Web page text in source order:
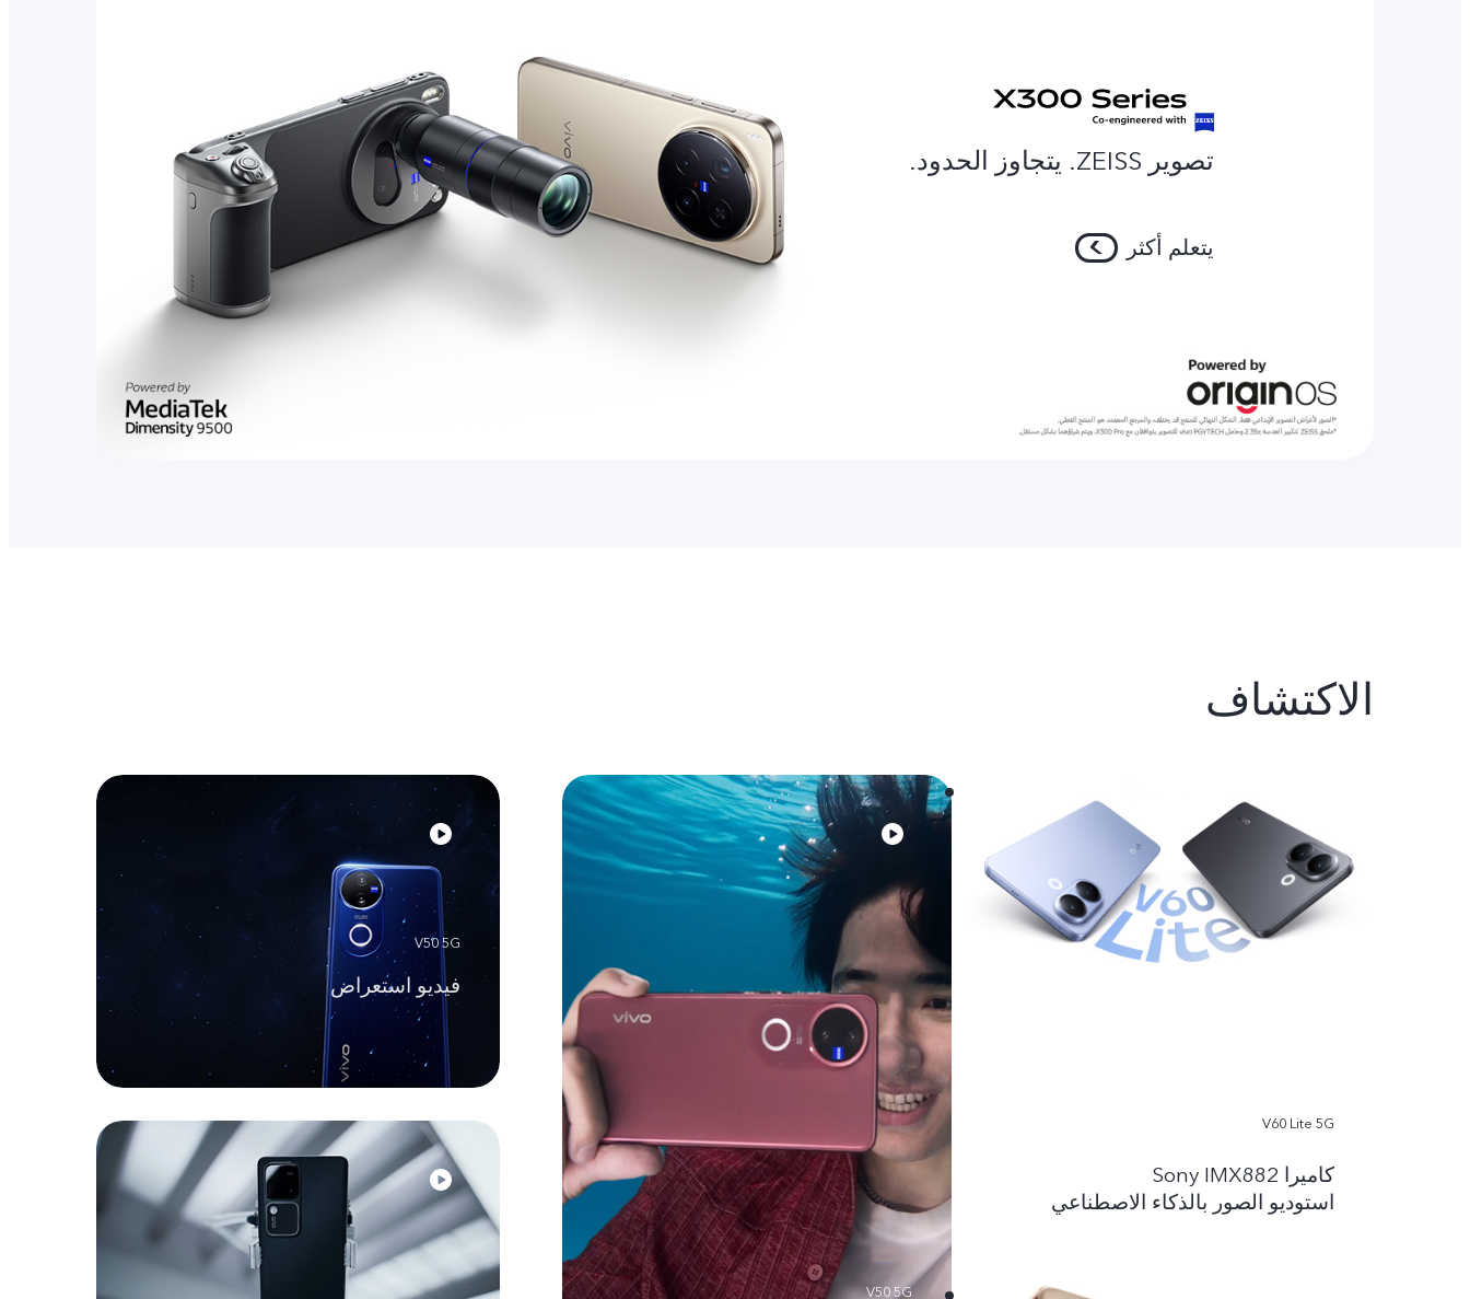
تصوير ZEISS. يتجاوز الحدود.
يتعلم أكثر
الاكتشاف
V50 5G
فيديو استعراض
V50 5G
V60 Lite 5G
کامیرا Sony IMX882
استوديو الصور بالذكاء الاصطناعي